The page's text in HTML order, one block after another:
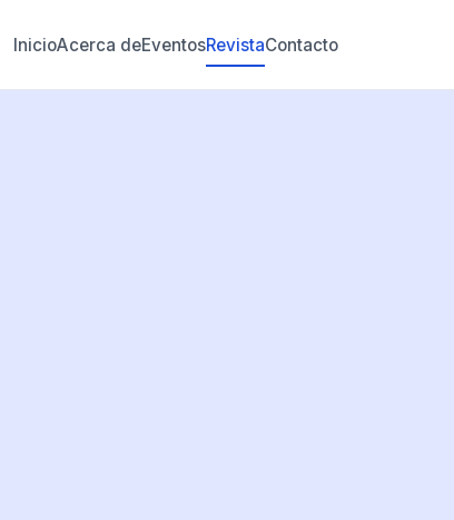
InicioAcerca deEventosRevistaContacto